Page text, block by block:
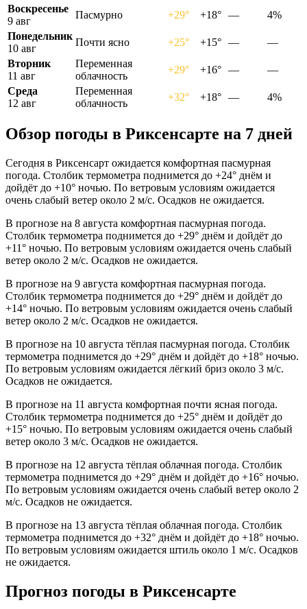
Воскресенье
9 авг
Пасмурно +29° +18° —
4%
Понедельник
10 авг
Почти ясно +25° +15° —
—
Вторник
11 авг
Переменная
облачность
+29° +16° —
—
Среда
12 авг
Переменная
облачность
+32° +18° — 4%
Обзор погоды в Риксенсарте на 7 дней
Сегодня в Риксенсарт ожидается комфортная пасмурная
погода. Столбик термометра поднимется до +24° днём и
дойдёт до +10° ночью. По ветровым условиям ожидается
очень слабый ветер около 2 м/с. Осадков не ожидается.
В прогнозе на 8 августа комфортная пасмурная погода.
Столбик термометра поднимется до +29° днём и дойдёт до
+11° ночью. По ветровым условиям ожидается очень слабый
ветер около 2 м/с. Осадков не ожидается.
В прогнозе на 9 августа комфортная пасмурная погода.
Столбик термометра поднимется до +29° днём и дойдёт до
+14° ночью. По ветровым условиям ожидается очень слабый
ветер около 2 м/с. Осадков не ожидается.
В прогнозе на 10 августа тёплая пасмурная погода. Столбик
термометра поднимется до +29° днём и дойдёт до +18° ночью.
По ветровым условиям ожидается лёгкий бриз около 3 м/с.
Осадков не ожидается.
В прогнозе на 11 августа комфортная почти ясная погода.
Столбик термометра поднимется до +25° днём и дойдёт до
+15° ночью. По ветровым условиям ожидается очень слабый
ветер около 3 м/с. Осадков не ожидается.
В прогнозе на 12 августа тёплая облачная погода. Столбик
термометра поднимется до +29° днём и дойдёт до +16° ночью.
По ветровым условиям ожидается очень слабый ветер около 2
м/с. Осадков не ожидается.
В прогнозе на 13 августа тёплая облачная погода. Столбик
термометра поднимется до +32° днём и дойдёт до +18° ночью.
По ветровым условиям ожидается штиль около 1 м/с. Осадков
не ожидается.
Прогноз погоды в Риксенсарте